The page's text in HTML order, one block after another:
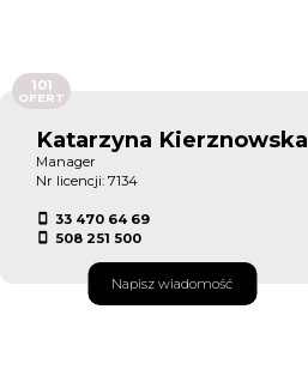
Katarzyna Kierznowska
Manager
Nr licencji: 7134
33 470 64 69
508 251 500
Napisz wiadomość
101
OFERT